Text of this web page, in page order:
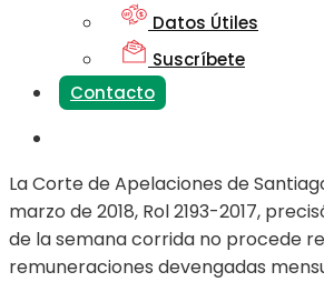
Datos Útiles
Suscríbete
Contacto
La Corte de Apelaciones de
marzo de 2018, Rol 2193-2017,
de la semana corrida no procede
remuneraciones devengadas